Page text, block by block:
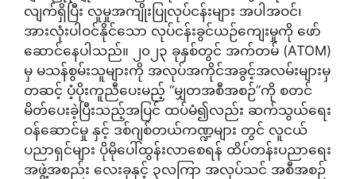
လျက်ရှိပြီး လူမှုအကျိုးပြုလုပ်ငန်းများ အပါအဝင်၊
အားလုံးပါဝင်နိုင်သော လုပ်ငန်းခွင်ယဉ်ကျေးမှုကို ဖော်
ဆောင်နေပါသည်။ ၂၀၂၃ ခုနှစ်တွင် အက်တမ် (ATOM)
မှ မသန်စွမ်းသူများကို အလုပ်အကိုင်အခွင့်အလမ်းများမှ
တဆင့် ပံ့ပိုးကူညီပေးမည့် “မျှတအစီအစဉ်”ကို စတင်
မိတ်ပေးခဲ့ပြီးသည့်အပြင် ထပ်မံ၍လည်း ဆက်သွယ်ရေး
ဝန်ဆောင်မှု နှင့် ဒစ်ဂျစ်တယ်ကဏ္ဍများ တွင် လူငယ်
ပညာရှင်များ ပိုမိုပေါ်ထွန်းလာစေရန် ထိပ်တန်းပညာရေး
အဖွဲ့အစည်း လေးခုနှင့် ၃လကြာ အလုပ်သင် အစီအစဉ်